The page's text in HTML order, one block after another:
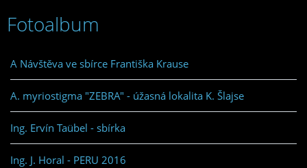
Fotoalbum
A Návštěva ve sbírce Františka Krause
A. myriostigma "ZEBRA" - úžasná lokalita K. Šlajse
Ing. Ervín Taübel - sbírka
Ing. J. Horal - PERU 2016